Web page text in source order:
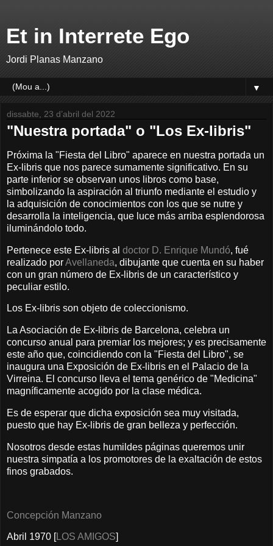
Et in Interrete Ego
Jordi Planas Manzano
▼
dissabte, 23 d’abril del 2022
"Nuestra portada" o "Los Ex-libris"
Próxima la "Fiesta del Libro" aparece en nuestra portada un
Ex-libris que nos parece sumamente significativo. En su
parte inferior se observan unos libros como base,
simbolizando la aspiración al triunfo mediante el estudio y
la adquisición de conocimientos con los que se nutre y
desarrolla la inteligencia, que luce más arriba esplendorosa
iluminándolo todo.
Pertenece este Ex-libris al doctor D. Enrique Mundó, fué
realizado porAvellaneda, dibujante que cuenta en su haber
con un gran número de Ex-libris de un característico y
peculiar estilo.
Los Ex-libris son objeto de coleccionismo.
La Asociación de Ex-libris de Barcelona, celebra un
concurso anual para premiar los mejores; y es precisamente
este año que, coincidiendo con la "Fiesta del Libro", se
inaugura una Exposición de Ex-libris en el Palacio de la
Virreina. El concurso lleva el tema genérico de "Medicina"
magníficamente acogido por la clase médica.
Es de esperar que dicha exposición sea muy visitada,
puesto que hay Ex-libris de gran belleza y perfección.
Nosotros desde estas humildes páginas queremos unir
nuestra simpatía a los promotores de la exaltación de estos
finos grabados.
Concepción Manzano
Abril 1970 [ LOS AMIGOS